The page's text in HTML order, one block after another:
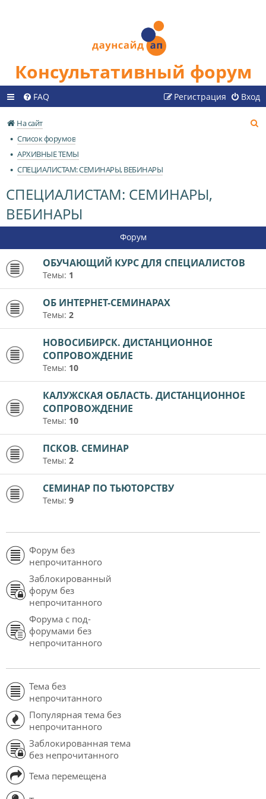
Консультативный форум
FAQ Вход
Регистрация
На сайт
Список форумов
АРХИВНЫЕ ТЕМЫ
СПЕЦИАЛИСТАМ: СЕМИНАРЫ, ВЕБИНАРЫ
СПЕЦИАЛИСТАМ: СЕМИНАРЫ,
ВЕБИНАРЫ
Форум
ОБУЧАЮЩИЙ КУРС ДЛЯ СПЕЦИАЛИСТОВ
Темы: 1
ОБ ИНТЕРНЕТ-СЕМИНАРАХ
Темы: 2
НОВОСИБИРСК. ДИСТАНЦИОННОЕ
СОПРОВОЖДЕНИЕ
Темы: 10
КАЛУЖСКАЯ ОБЛАСТЬ. ДИСТАНЦИОННОЕ
СОПРОВОЖДЕНИЕ
Темы: 10
ПСКОВ. СЕМИНАР
Темы: 2
СЕМИНАР ПО ТЬЮТОРСТВУ
Темы: 9
Форум без
непрочитанного
Заблокированный
форум без
непрочитанного
Форума с под-
форумами без
непрочитанного
Тема без
непрочитанного
Популярная тема без
непрочитанного
Заблокированная тема
без непрочитанного
Тема перемещена